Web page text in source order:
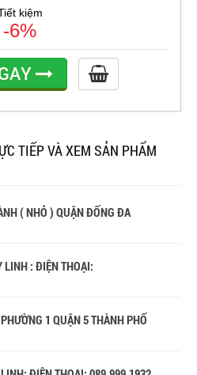
kiệm
-6%
TIẾP VÀ XEM SẢN PHẨM
( NHỎ ) QUẬN ĐỐNG ĐA
LINH : ĐIỆN THOẠI:
1 QUẬN 5 THÀNH PHỐ